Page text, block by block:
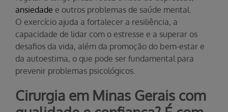
ansiedade e outros problemas de saúde mental.
O exercício ajuda a fortalecer a resiliência, a
capacidade de lidar com o estresse e a superar os
desafios da vida, além da promoção do bem-estar e
da autoestima, o que pode ser fundamental para
prevenir problemas psicológicos.
Cirurgia em Minas Gerais com